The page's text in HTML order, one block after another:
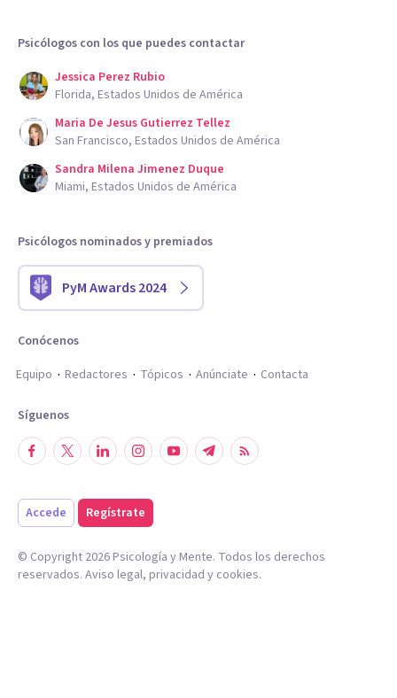
Psicólogos con los que puedes contactar
Jessica Perez Rubio
Florida, Estados Unidos de América
Maria De Jesus Gutierrez Tellez
San Francisco, Estados Unidos de América
Sandra Milena Jimenez Duque
Miami, Estados Unidos de América
Psicólogos nominados y premiados
PyM Awards 2024
Conócenos
Equipo
Redactores Tópicos Anúnciate Contacta
Síguenos
Accede Regístrate
© Copyright 2026Psicología y Mente. Todos los derechos
reservados. Aviso legal, privacidad y cookies.